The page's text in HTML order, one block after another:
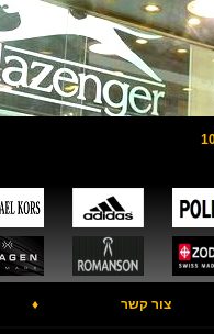
צור קשר ♦